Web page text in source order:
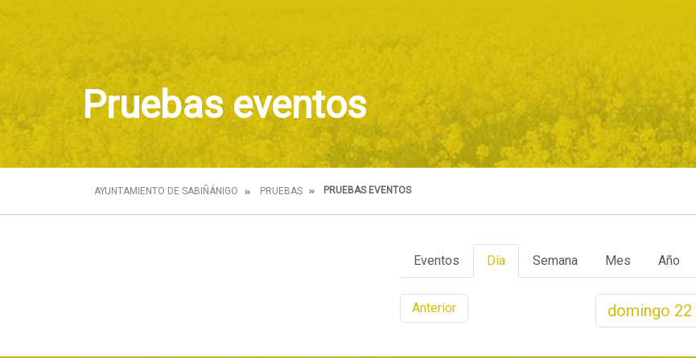
Pruebas eventos
AYUNTAMIENTO DE SABIÑÁNIGO PRUEBAS PRUEBAS EVENTOS
Eventos Día Semana Mes Año
Anterior domingo 22